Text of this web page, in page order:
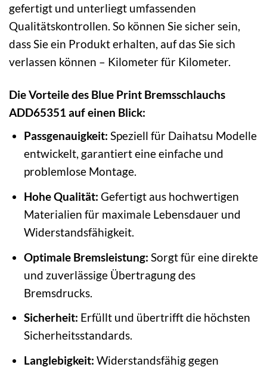
gefertigt und unterliegt umfassenden
Qualitätskontrollen. So können Sie sicher sein,
dass Sie ein Produkt erhalten, auf das Sie sich
verlassen können – Kilometer für Kilometer.
Die Vorteile des Blue Print Bremsschlauchs
ADD65351 auf einen Blick:
Passgenauigkeit: Speziell für Daihatsu Modelle
entwickelt, garantiert eine einfache und
problemlose Montage.
Hohe Qualität: Gefertigt aus hochwertigen
Materialien für maximale Lebensdauer und
Widerstandsfähigkeit.
Optimale Bremsleistung: Sorgt für eine direkte
und zuverlässige Übertragung des
Bremsdrucks.
Sicherheit: Erfüllt und übertrifft die höchsten
Sicherheitsstandards.
Langlebigkeit: Widerstandsfähig gegen